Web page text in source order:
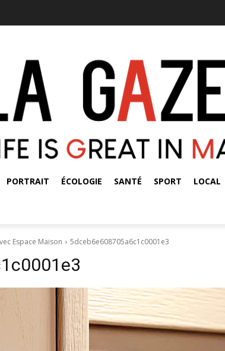
PORTRAIT ÉCOLOGIE SANTÉ SPORT LOCAL
Espace Maison 5dceb6e608705a6c1c0001e3